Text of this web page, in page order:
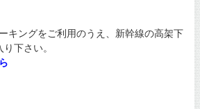
キングをご利用のうえ、新幹線の高架下
下さい。